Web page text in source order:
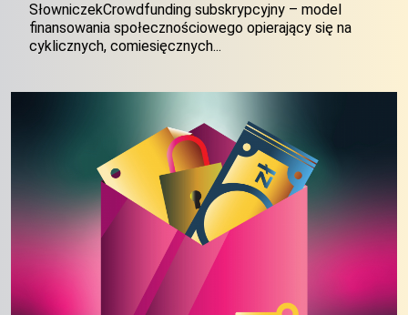
SłowniczekCrowdfunding subskrypcyjny – model
finansowania społecznościowego opierający się na
cyklicznych, comiesięcznych...